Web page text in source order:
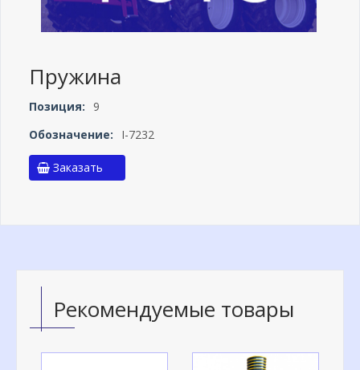
Пружина
Позиция:
9
Обозначение:
I-7232
Заказать
Рекомендуемые товары